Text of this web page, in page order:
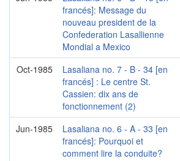
francés]: Message du
nouveau president de la
Confederation Lasallienne
Mondial a Mexico
Oct-1985
Lasaliana no. 7 - B - 34 [en
francés] : Le centre St.
Cassien: dix ans de
fonctionnement (2)
Jun-1985
Lasaliana no. 6 - A - 33 [en
francés]: Pourquoi et
comment lire la conduite?